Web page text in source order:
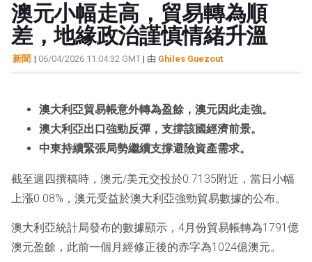
澳元小幅走高，貿易轉為順
差，地緣政治謹慎情緒升溫
新聞 | 06/04/2026 11:04:32 GMT | 由 Ghiles Guezout
澳大利亞貿易帳意外轉為盈餘，澳元因此走強。
澳大利亞出口強勁反彈，支撐該國經濟前景。
中東持續緊張局勢繼續支撐避險資產需求。
截至週四撰稿時，澳元/美元交投於0.7135附近，當日小幅
上漲0.08%，澳元受益於澳大利亞強勁貿易數據的公布。
澳大利亞統計局發布的數據顯示，4月份貿易帳轉為1791億
澳元盈餘，此前一個月經修正後的赤字為1024億澳元。